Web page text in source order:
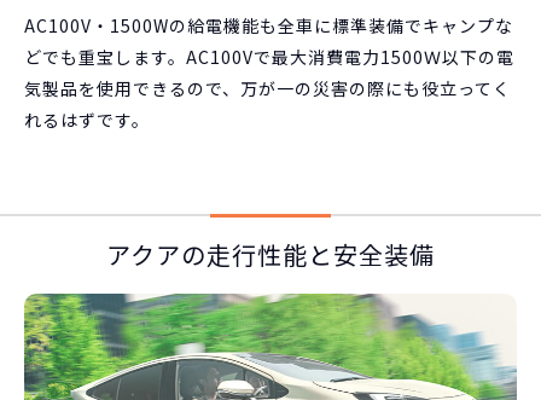
AC100V・1500Wの給電機能も全車に標準装備でキャンプな
どでも重宝します。AC100Vで最大消費電力1500Ｗ以下の電
気製品を使用できるので、万が一の災害の際にも役立ってく
れるはずです。
アクアの走行性能と安全装備